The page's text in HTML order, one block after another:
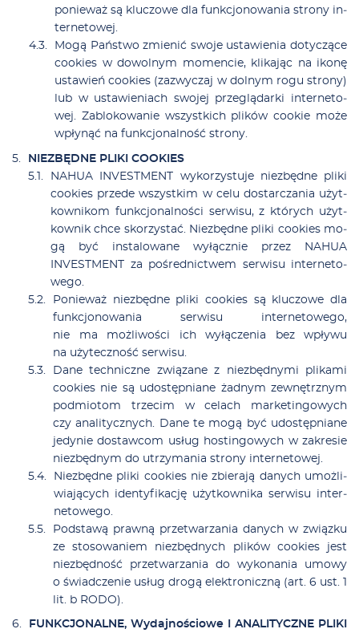
po­nie­waż są klu­czo­we dla funk­cjo­no­wa­nia stro­ny in­
ter­ne­to­wej.
Mo­gą Pań­stwo zmie­nić swo­je usta­wie­nia do­ty­czą­ce
co­okies w do­wol­nym mo­men­cie, kli­ka­jąc na iko­nę
usta­wień co­okies (za­zwy­czaj w dol­nym ro­gu stro­ny)
lub w usta­wie­niach swo­jej prze­glą­dar­ki in­ter­ne­to­
wej. Za­blo­ko­wa­nie wszyst­kich pli­ków co­okie mo­że
wpły­nąć na funk­cjo­nal­ność stro­ny.
NIEZBĘDNE PLIKI COOKIES
NAHUA INVESTMENT wy­ko­rzy­stu­je nie­zbęd­ne pli­ki
co­okies przede wszyst­kim w ce­lu do­star­cza­nia użyt­
kow­ni­kom funk­cjo­nal­no­ści ser­wi­su, z któ­rych użyt­
kow­nik chce sko­rzy­stać. Nie­zbęd­ne pli­ki co­okies mo­
gą być in­sta­lo­wa­ne wy­łącz­nie przez NAHUA
INVESTMENT za po­śred­nic­twem ser­wi­su in­ter­ne­to­
we­go.
Po­nie­waż nie­zbęd­ne pli­ki co­okies są klu­czo­we dla
funk­cjo­no­wa­nia ser­wi­su in­ter­ne­to­we­go,
nie ma moż­li­wo­ści ich wy­łą­cze­nia bez wpły­wu
na uży­tecz­ność ser­wi­su.
Da­ne tech­nicz­ne zwią­za­ne z nie­zbęd­ny­mi pli­ka­mi
co­okies nie są udo­stęp­nia­ne żad­nym ze­wnętrz­nym
podmio­tom trze­cim w ce­lach mar­ke­tin­go­wych
czy ana­li­tycz­nych. Da­ne te mo­gą być udo­stęp­nia­ne
je­dy­nie do­staw­com usług ho­stin­go­wych w za­kre­sie
nie­zbęd­nym do utrzy­ma­nia stro­ny in­ter­ne­to­wej.
Nie­zbęd­ne pli­ki co­okies nie zbie­ra­ją da­nych umoż­li­
wia­ją­cych iden­ty­fi­ka­cję użyt­kow­ni­ka ser­wi­su in­ter­
ne­to­we­go.
Pod­sta­wą praw­ną prze­twa­rza­nia da­nych w związ­ku
ze sto­so­wa­niem nie­zbęd­nych pli­ków co­okies jest
nie­zbęd­ność prze­twa­rza­nia do wy­ko­na­nia umo­wy
o świad­cze­nie usług dro­gą elek­tro­nicz­ną (art. 6 ust. 1
lit. b RODO).
FUNKCJONALNE, Wy­daj­no­ścio­we I ANALITYCZNE PLIKI